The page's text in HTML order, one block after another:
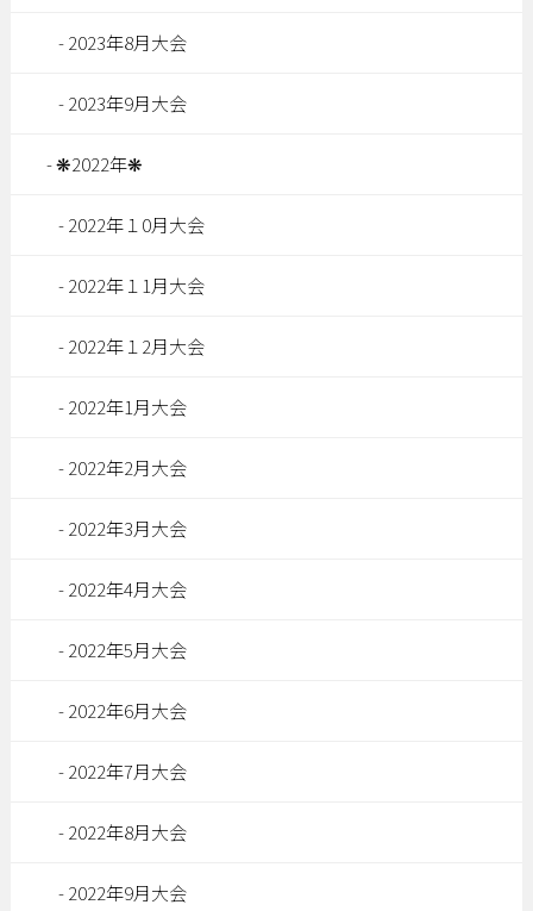
2023年8月大会
2023年9月大会
❋2022年❋
2022年１0月大会
2022年１1月大会
2022年１2月大会
2022年1月大会
2022年2月大会
2022年3月大会
2022年4月大会
2022年5月大会
2022年6月大会
2022年7月大会
2022年8月大会
2022年9月大会